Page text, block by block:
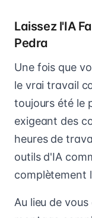
Laissez l'IA
Pedra
Une fois que
le vrai travail
toujours été le
exigeant des
heures de
outils d'IA
complètement
Au lieu de